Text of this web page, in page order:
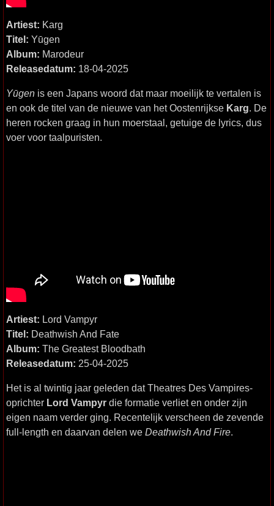
Artiest: Karg
Titel: Yūgen
Album: Marodeur
Releasedatum: 18-04-2025
Yūgen is een Japans woord dat maar moeilijk te vertalen is
en ook de titel van de nieuwe van het Oostenrijkse Karg. De
heren rocken graag in hun moerstaal, getuige de lyrics, dus
voer voor taalpuristen.
Artiest: Lord Vampyr
Titel: Deathwish And Fate
Album: The Greatest Bloodbath
Releasedatum: 25-04-2025
Het is al twintig jaar geleden dat Theatres Des Vampires-
oprichter Lord Vampyr die formatie verliet en onder zijn
eigen naam verder ging. Recentelijk verscheen de zevende
full-length en daarvan delen we Deathwish And Fire.